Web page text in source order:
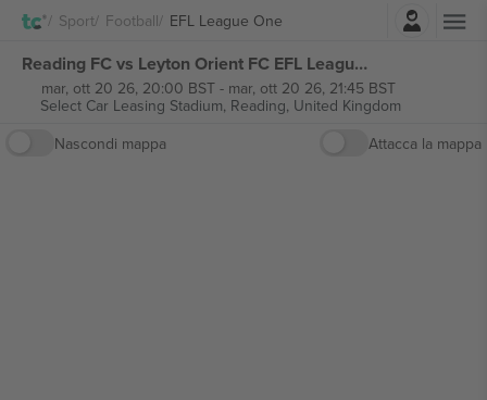
Sport Football EFL League OneAccesso
Reading FC vs Leyton Orient FC EFL League One biglietti
mar, ott 20 26, 20:00 BST- mar, ott 20 26, 21:45 BST
Select Car Leasing Stadium, Reading, United Kingdom
Nascondi mappa
Attacca la mappa